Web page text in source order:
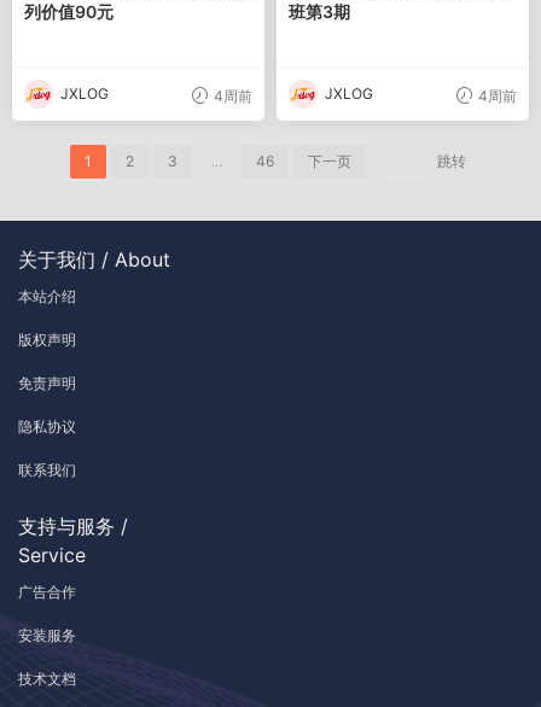
列价值90元
JXLOG 4周前
班第3期
JXLOG 4周前
1 2 3 ... 46 下一页 跳转
关于我们 / About
本站介绍
版权声明
免责声明
隐私协议
联系我们
支持与服务 /
Service
广告合作
安装服务
技术文档